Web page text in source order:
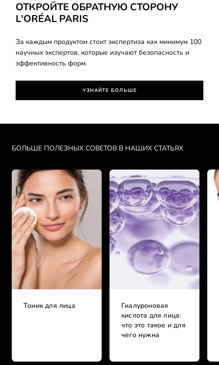
ОТКРОЙТЕ ОБРАТНУЮ СТОРОНУ
L'ORÉAL PARIS
За каждым продуктом стоит экспертиза как минимум 100
научных экспертов, которые изучают безопасность и
эффективность форм.
УЗНАЙТЕ БОЛЬШЕ
БОЛЬШЕ ПОЛЕЗНЫХ СОВЕТОВ В НАШИХ СТАТЬЯХ
Тоник для лица
Гиалуроновая
кислота для лица:
что это такое и для
чего нужна